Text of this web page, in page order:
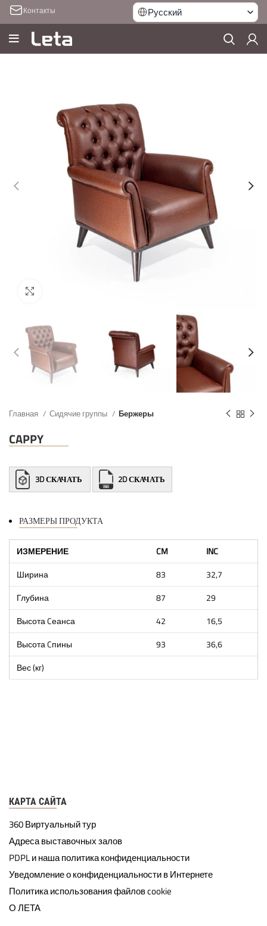
Контакты Русский
Главная Сидячие группы Бержеры
CAPPY
3D СКАЧАТЬ 2D СКАЧАТЬ
РАЗМЕРЫ ПРОДУКТА
ИЗМЕРЕНИЕ CM
INC
Ширина
83
32,7
Глубина
87
29
Высота Cеанса
42
16,5
Высота Cпины
93
36,6
Вес (кг)
КАРТА САЙТА
360 Виртуальный тур
Адреса выставочных залов
PDPL и наша политика конфиденциальности
Уведомление о конфиденциальности в Интернете
Политика использования файлов cookie
О ЛЕТА